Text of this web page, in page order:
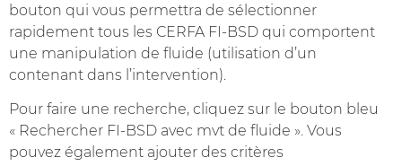
bouton qui vous permettra de sélectionner
rapidement tous les CERFA FI-BSD qui comportent
une manipulation de fluide (utilisation d’un
contenant dans l’intervention).
Pour faire une recherche, cliquez sur le bouton bleu
« Rechercher FI-BSD avec mvt de fluide ». Vous
pouvez également ajouter des critères